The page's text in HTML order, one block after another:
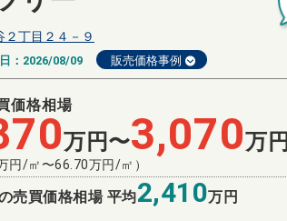
丁目２４－９
： 2026/08/09 販売価格事例
価格相場
万円〜3,070万円
円/㎡〜66.70万円/㎡）
売買価格相場 平均2,410万円